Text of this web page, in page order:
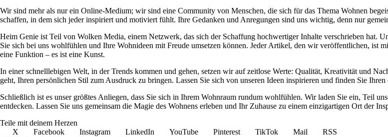
Wir sind mehr als nur ein Online-Medium; wir sind eine Community von Menschen, die sich für das Thema Wohnen
schaffen, in dem sich jeder inspiriert und motiviert fühlt. Ihre Gedanken und Anregungen sind uns wichtig, denn nur
Heim Genie ist Teil von Wolken Media, einem Netzwerk, das sich der Schaffung hochwertiger Inhalte verschrieben hat.
Sie sich bei uns wohlfühlen und Ihre Wohnideen mit Freude umsetzen können. Jeder Artikel, den wir veröffentlichen, ist
eine Funktion – es ist eine Kunst.
In einer schnelllebigen Welt, in der Trends kommen und gehen, setzen wir auf zeitlose Werte: Qualität, Kreativität und
geht, Ihren persönlichen Stil zum Ausdruck zu bringen. Lassen Sie sich von unseren Ideen inspirieren und finden Sie
Schließlich ist es unser größtes Anliegen, dass Sie sich in Ihrem Wohnraum rundum wohlfühlen. Wir laden Sie ein, Teil
entdecken. Lassen Sie uns gemeinsam die Magie des Wohnens erleben und Ihr Zuhause zu einem einzigartigen Ort der
Teile mit deinem Herzen
X
Facebook Instagram LinkedIn YouTube Pinterest TikTok Mail
RSS